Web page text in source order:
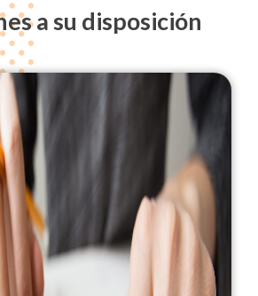
a su disposición